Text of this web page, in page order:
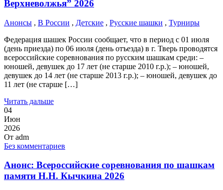
Верхневолжья” 2026
Анонсы , В России , Детские , Русские шашки , Турниры
Федерация шашек России сообщает, что в период с 01 июля
(день приезда) по 06 июля (день отъезда) в г. Тверь проводятся
всероссийские соревнования по русским шашкам среди: –
юношей, девушек до 17 лет (не старше 2010 г.р.); – юношей,
девушек до 14 лет (не старше 2013 г.р.); – юношей, девушек до
11 лет (не старше […]
Читать дальше
04
Июн
2026
От adm
Без комментариев
Анонс: Всероссийские соревнования по шашкам
памяти Н.Н. Кычкина 2026